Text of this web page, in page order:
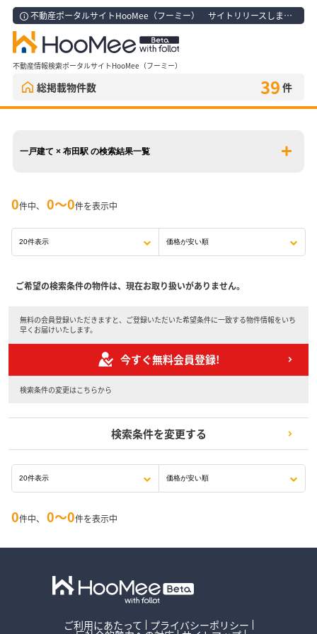
不動産ポータルサイトHooMee（フーミー） サイトリリースしました！
不動産情報検索ポータルサイトHooMee（フーミー）
総掲載物件数 39 件
一戸建て × 布田駅 の検索結果一覧
0件中、 0〜0件を表示中
ご希望の検索条件の物件は、現在お取り扱いがありません。
無料の会員登録いただきますと、ご登録いただいた希望条件に一致する物件情報をいち
早くお届けいたします。
今すぐ無料会員登録!
検索条件の変更はこちらから
検索条件を変更する
0件中、 0〜0件を表示中
ご利用にあたって プライバシーポリシー